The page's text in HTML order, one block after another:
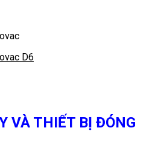
D6
VÀ THIẾT BỊ ĐÓNG